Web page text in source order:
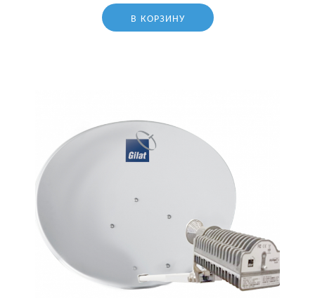
В КОРЗИНУ